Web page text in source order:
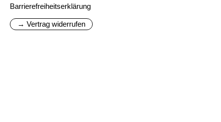
Barrierefreiheitserklärung
→ Vertrag widerrufen